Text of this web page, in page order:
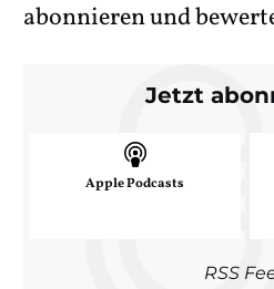
abonnieren und
Jetzt
Apple Podcasts
RSS